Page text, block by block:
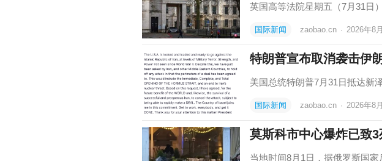
英国高等法院星期五（7月31日
国际新闻 zaobao.cn · 2026年8
特朗普宣布取消袭击伊
美国总统特朗普7月31日抵达新
国际新闻 zaobao.cn · 2026年8
莫斯科市中心爆炸已致3
当地时间8月1日，据俄罗斯国